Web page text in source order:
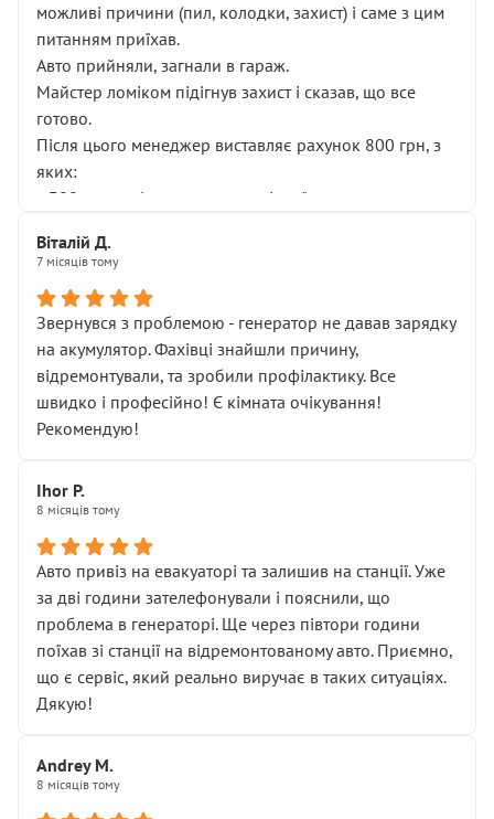
можливі причини (пил, колодки, захист) і саме з цим
питанням приїхав.
Авто прийняли, загнали в гараж.
Майстер ломіком підігнув захист і сказав, що все
готово.
Після цього менеджер виставляє рахунок 800 грн, з
яких:
• 300 грн — діагностика гальмівної системи
НЕ погоджував
послуга. Тим більше, я був поруч і жодної реальної
діагностики ходової не проводилось. Після
зауваження гроші за цю “послугу” повернули, що
лише підтвердило мою правоту.
Але головне — я виїжджаю з боксу, і скрип у гальмах
залишився таким самим, як і був. Тобто оплачена
Далі ситуація тільки погіршилась:
• сказали, що тепер “потрібно знімати колеса”
• що біля авто стояти вже не можна
• почали озвучувати купу додаткових робіт без
чіткого пояснення
( ну все зняли та доробили) дякую!
Окремий момент, який виглядає абсурдно:
мені заявили, що бачок гальмівної рідини потрібно
міняти разом із головним гальмівним циліндром у
Для людини, яка хоча б трохи розуміється на техніці,
це звучить як мінімум непрофесійно, а як максимум —
спроба продати дорогий вузол замість елементарних
Віталій Д.
7 місяців тому
Звернувся з проблемою - генератор не давав зарядку
на акумулятор. Фахівці знайшли причину,
відремонтували, та зробили профілактику. Все
швидко і професійно! Є кімната очікування!
Рекомендую!
Ihor P.
8 місяців тому
Авто привіз на евакуаторі та залишив на станції. Уже
за дві години зателефонували і пояснили, що
проблема в генераторі. Ще через півтори години
поїхав зі станції на відремонтованому авто. Приємно,
що є сервіс, який реально виручає в таких ситуаціях.
Дякую!
Andrey M.
8 місяців тому